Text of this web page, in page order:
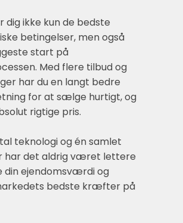
dig ikke kun de bedste
betingelser, men også
start på
Med flere tilbud og
har du en langt bedre
for at sælge hurtigt, og
rigtige pris.
teknologi og én samlet
har det aldrig været lettere
din ejendomsværdi og
bedste kræfter på